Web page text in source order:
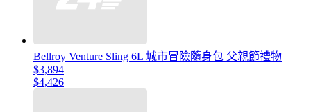
Bellroy Venture Sling 6L 城市冒險隨身包 父親節禮物
$3,894
$4,426